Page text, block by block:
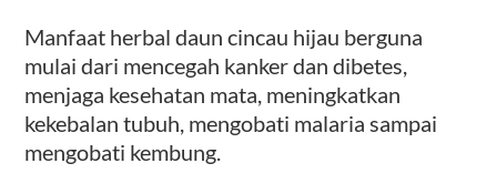
Manfaat herbal daun cincau hijau berguna
mulai dari mencegah kanker dan dibetes,
menjaga kesehatan mata, meningkatkan
kekebalan tubuh, mengobati malaria sampai
mengobati kembung.